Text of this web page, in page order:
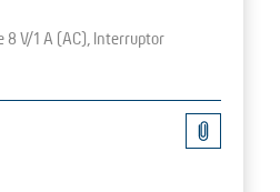
8 V/1 A (AC), Interruptor